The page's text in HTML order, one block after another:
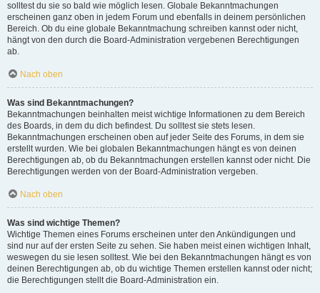
solltest du sie so bald wie möglich lesen. Globale Bekanntmachungen
erscheinen ganz oben in jedem Forum und ebenfalls in deinem persönlichen
Bereich. Ob du eine globale Bekanntmachung schreiben kannst oder nicht,
hängt von den durch die Board-Administration vergebenen Berechtigungen
ab.
Nach oben
Was sind Bekanntmachungen?
Bekanntmachungen beinhalten meist wichtige Informationen zu dem Bereich
des Boards, in dem du dich befindest. Du solltest sie stets lesen.
Bekanntmachungen erscheinen oben auf jeder Seite des Forums, in dem sie
erstellt wurden. Wie bei globalen Bekanntmachungen hängt es von deinen
Berechtigungen ab, ob du Bekanntmachungen erstellen kannst oder nicht. Die
Berechtigungen werden von der Board-Administration vergeben.
Nach oben
Was sind wichtige Themen?
Wichtige Themen eines Forums erscheinen unter den Ankündigungen und
sind nur auf der ersten Seite zu sehen. Sie haben meist einen wichtigen Inhalt,
weswegen du sie lesen solltest. Wie bei den Bekanntmachungen hängt es von
deinen Berechtigungen ab, ob du wichtige Themen erstellen kannst oder nicht;
die Berechtigungen stellt die Board-Administration ein.